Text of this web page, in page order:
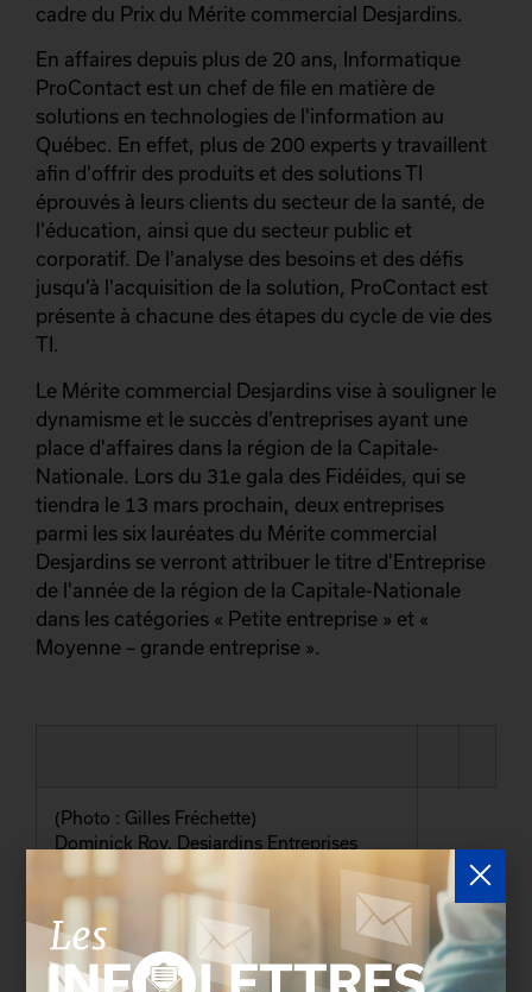
cadre du Prix du Mérite commercial Desjardins.
En affaires depuis plus de 20 ans, Informatique
ProContact est un chef de file en matière de
solutions en technologies de l'information au
Québec. En effet, plus de 200 experts y travaillent
afin d'offrir des produits et des solutions TI
éprouvés à leurs clients du secteur de la santé, de
l'éducation, ainsi que du secteur public et
corporatif. De l'analyse des besoins et des défis
jusqu’à l'acquisition de la solution, ProContact est
présente à chacune des étapes du cycle de vie des
TI.
Le Mérite commercial Desjardins vise à souligner le
dynamisme et le succès d’entreprises ayant une
place d'affaires dans la région de la Capitale-
Nationale. Lors du 31e gala des Fidéides, qui se
tiendra le 13 mars prochain, deux entreprises
parmi les six lauréates du Mérite commercial
Desjardins se verront attribuer le titre d'Entreprise
de l'année de la région de la Capitale-Nationale
dans les catégories « Petite entreprise » et «
Moyenne – grande entreprise ».
(Photo : Gilles Fréchette)
Dominick Roy, Desjardins Entreprises
Québec-Portneuf, Guy-Paul Veillette,
Informatique ProContact, Francine Ricard,
Rouge FM, Alain Kirouac, Chambre de
commerce et d’industrie de Québec